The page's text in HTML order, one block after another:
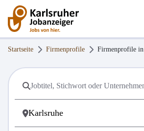
Startseite Firmenprofile Firmenprofile in